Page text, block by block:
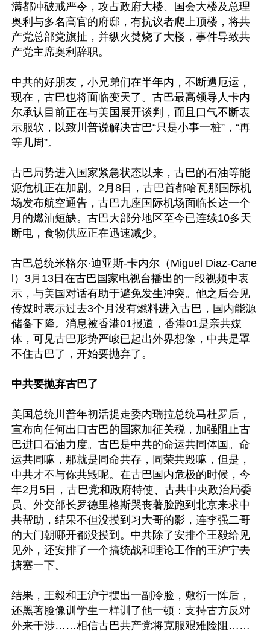
满都冲破戒严令，攻占政府大楼、国会大楼及总理
奥利与多名高官的府邸，有抗议者爬上顶楼，将共
产党总部党旗扯，并纵火焚烧了大楼，事件导致共
产党主席奥利辞职。
中共的好朋友，小兄弟们在半年内，不断遭厄运，
现在，古巴也将面临变天了。古巴最高领导人卡内
尔承认目前正在与美国展开谈判，而且口气不断表
示服软，以致川普说解决古巴“只是小事一桩”，“再
等几周”。
古巴局势进入国家紧急状态以来，古巴的石油等能
源危机正在加剧。2月8日，古巴首都哈瓦那国际机
场发布航空通告，古巴九座国际机场面临长达一个
月的燃油短缺。古巴大部分地区至今已连续10多天
断电，食物供应正在迅速减少。
古巴总统米格尔·迪亚斯-卡内尔（Miguel Diaz-Cane
l）3月13日在古巴国家电视台播出的一段视频中表
示，与美国对话有助于避免发生冲突。他之后会见
传媒时表示过去3个月没有燃料进入古巴，国内能源
储备下降。消息被香港01报道，香港01是亲共媒
体，可见古巴形势严峻已起出外界想像，中共是罩
不住古巴了，开始要抛弃了。
中共要抛弃古巴了
美国总统川普年初活捉走委内瑞拉总统马杜罗后，
宣布向任何出口古巴的国家加征关税，加强阻止古
巴进口石油力度。古巴是中共的命运共同体国。命
运共同嘛，那就是同命共存，同荣共毁嘛，但是，
中共才不与你共毁呢。在古巴国内危极的时候，今
年2月5日，古巴党和政府特使、古共中央政治局委
员、外交部长罗德里格斯哭丧著脸跑到北京来求中
共帮助，结果不但没摸到习大哥的影，连李强二哥
的大门朝哪开都没摸到。中共除了安排个王毅给见
见外，还安排了一个搞统战和理论工作的王沪宁去
搪塞一下。
结果，王毅和王沪宁摆出一副冷脸，敷衍一阵后，
还黑著脸像训学生一样训了他一顿：支持古方反对
外来干涉……相信古巴共产党将克服艰难险阻……